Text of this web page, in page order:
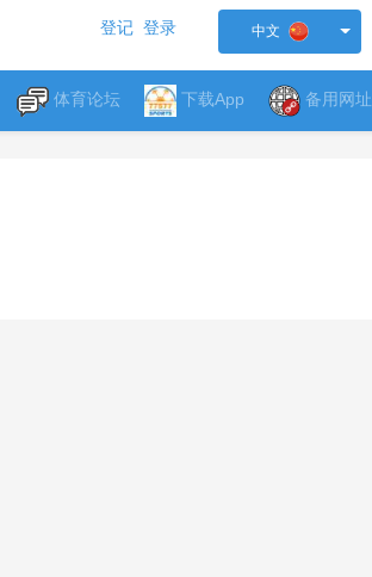
登记 登录 中文
体育论坛 下载App 备用网址